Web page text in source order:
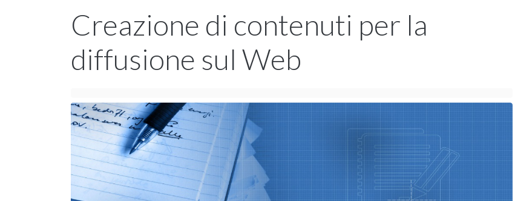
Creazione di contenuti per la
diffusione sul Web